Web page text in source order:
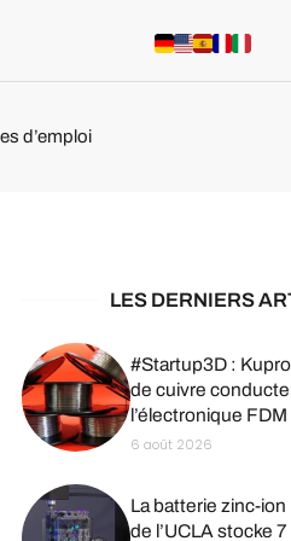
d’emploi
LES DERNIERS
#Startup3D :
de cuivre
l’électronique FDM
6 août 2026
La batterie zinc-
de l’UCLA stocke